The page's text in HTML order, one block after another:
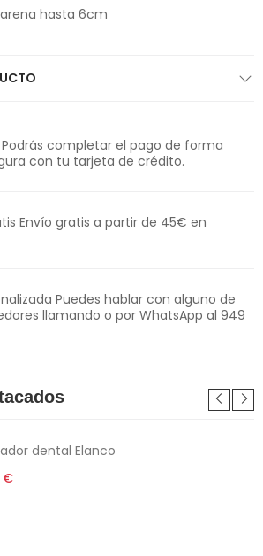
hasta 6cm
Podrás completar el pago de forma
con tu tarjeta de crédito.
Envío gratis a partir de 45€ en
Puedes hablar con alguno de
llamando o por WhatsApp al 949
dental Elanco
€